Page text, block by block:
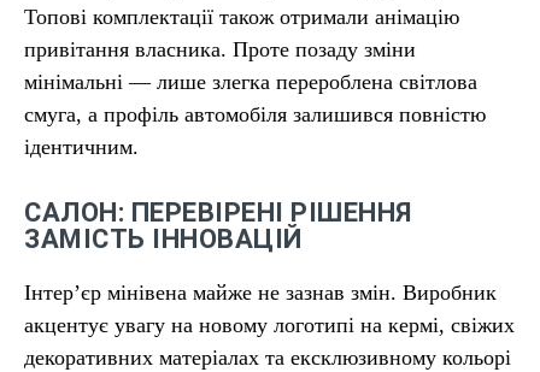
Топові комплектації також отримали анімацію
привітання власника. Проте позаду зміни
мінімальні — лише злегка перероблена світлова
смуга, а профіль автомобіля залишився повністю
ідентичним.
САЛОН: ПЕРЕВІРЕНІ РІШЕННЯ
ЗАМІСТЬ ІННОВАЦІЙ
Інтер’єр мінівена майже не зазнав змін. Виробник
акцентує увагу на новому логотипі на кермі, свіжих
декоративних матеріалах та ексклюзивному кольорі